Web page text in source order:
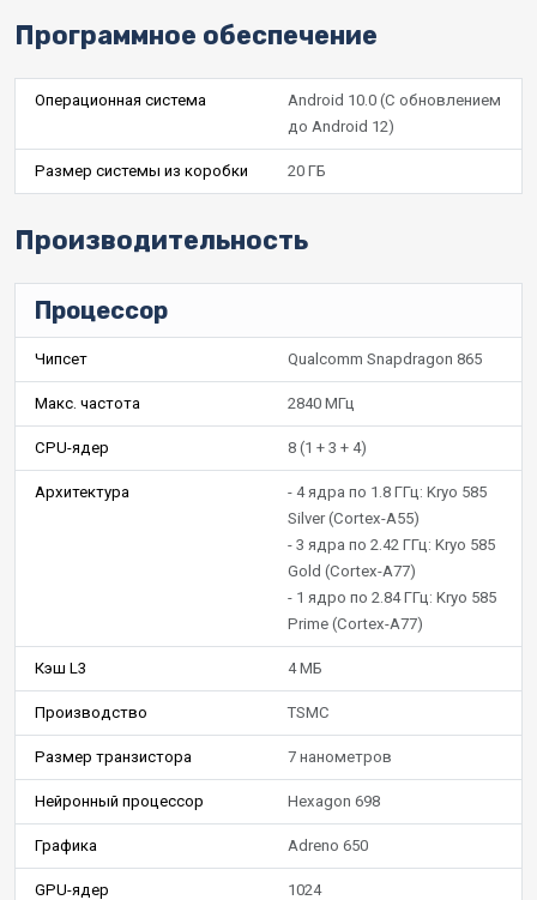
Программное обеспечение
Операционная система
Android 10.0 (С обновлением
до Android 12)
Размер системы из коробки 20 ГБ
Производительность
Процессор
Чипсет Qualcomm Snapdragon 865
Макс. частота 2840 МГц
CPU-ядер 8 (1 + 3 + 4)
Архитектура
- 4 ядра по 1.8 ГГц: Kryo 585
Silver (Cortex-A55)
- 3 ядра по 2.42 ГГц: Kryo 585
Gold (Cortex-A77)
- 1 ядро по 2.84 ГГц: Kryo 585
Prime (Cortex-A77)
Кэш L3 4 МБ
Производство TSMC
Размер транзистора 7 нанометров
Нейронный процессор Hexagon 698
Графика Adreno 650
GPU-ядер 1024